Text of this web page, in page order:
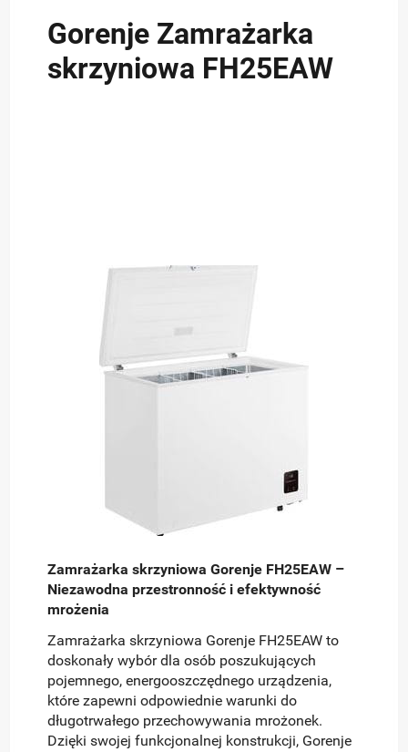
Gorenje Zamrażarka
skrzyniowa FH25EAW
Zamrażarka skrzyniowa Gorenje FH25EAW –
Niezawodna przestronność i efektywność
mrożenia
Zamrażarka skrzyniowa Gorenje FH25EAW to
doskonały wybór dla osób poszukujących
pojemnego, energooszczędnego urządzenia,
które zapewni odpowiednie warunki do
długotrwałego przechowywania mrożonek.
Dzięki swojej funkcjonalnej konstrukcji, Gorenje